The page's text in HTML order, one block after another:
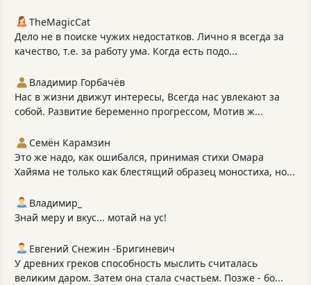
TheMagicCat
Дело не в поиске чужих недостатков. Лично я всегда за
качество, т.е. за работу ума. Когда есть подо...
Владимир Горбачёв
Нас в жизни движут интересы, Всегда нас увлекают за
собой. Развитие беременно прогрессом, Мотив ж...
Семён Карамзин
Это же надо, как ошибался, принимая стихи Омара
Хайяма не только как блестящий образец моностиха, но...
Владимир_
Знай меру и вкус... мотай на ус!
Евгений Снежин -Бригиневич
У древних греков способность мыслить считалась
великим даром. Затем она стала счастьем. Позже - бо...